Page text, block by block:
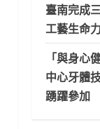
臺南完成
工藝生命
「與身心
中心牙體
踴躍參加